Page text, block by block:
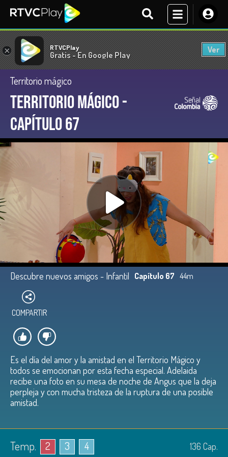
× RTVCPlay
Gratis - En Google Play
Ver
Territorio mágico
Territorio Mágico -
Capítulo 67
Descubre nuevos amigos - Infantil Capítulo 67 44m
COMPARTIR
Es el día del amor y la amistad en el Territorio Mágico y
todos se emocionan por esta fecha especial. Adelaida
recibe una foto en su mesa de noche de Angus que la deja
perpleja y con mucha tristeza de la ruptura de una posible
amistad.
Temp. 2 3 4 136 Cap.